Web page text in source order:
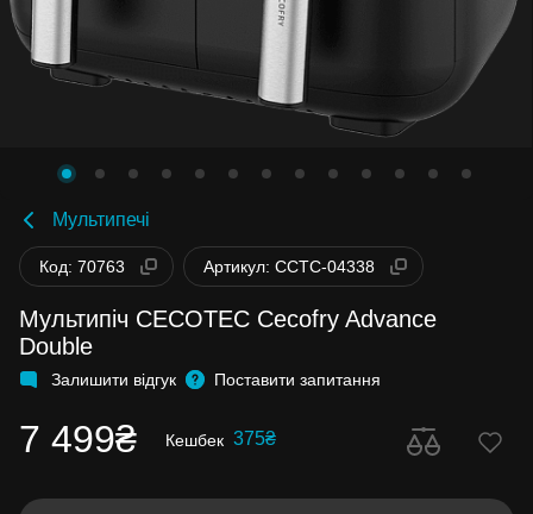
Мультипечі
Код: 70763 Артикул: CCTC-04338
Мультипіч CECOTEC Cecofry Advance
Double
Залишити відгук Поставити запитання
7 499₴ Кешбек 375₴